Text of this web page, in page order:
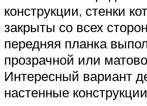
конструкции, стенки
закрыты со всех
передняя планка
прозрачной или
Интересный вариант
настенные